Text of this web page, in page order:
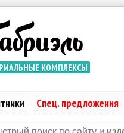
КОМПЛЕКСЫ
Спец. предложения